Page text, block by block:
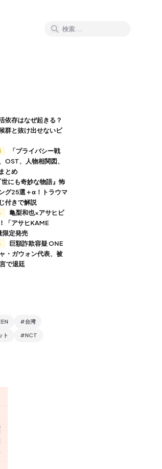
群と抜け出せないビ
OST、人物相関図、
とめ
グ25選＋α！トラウマ
付きで解説
「アサヒKAME
限定発売
・ガウォン代表、被
で退廷
#台湾
ト #NCT